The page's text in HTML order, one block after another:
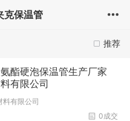
克保温管
推荐
酯硬泡保温管生产厂家
有限公司
料有限公司
0成交